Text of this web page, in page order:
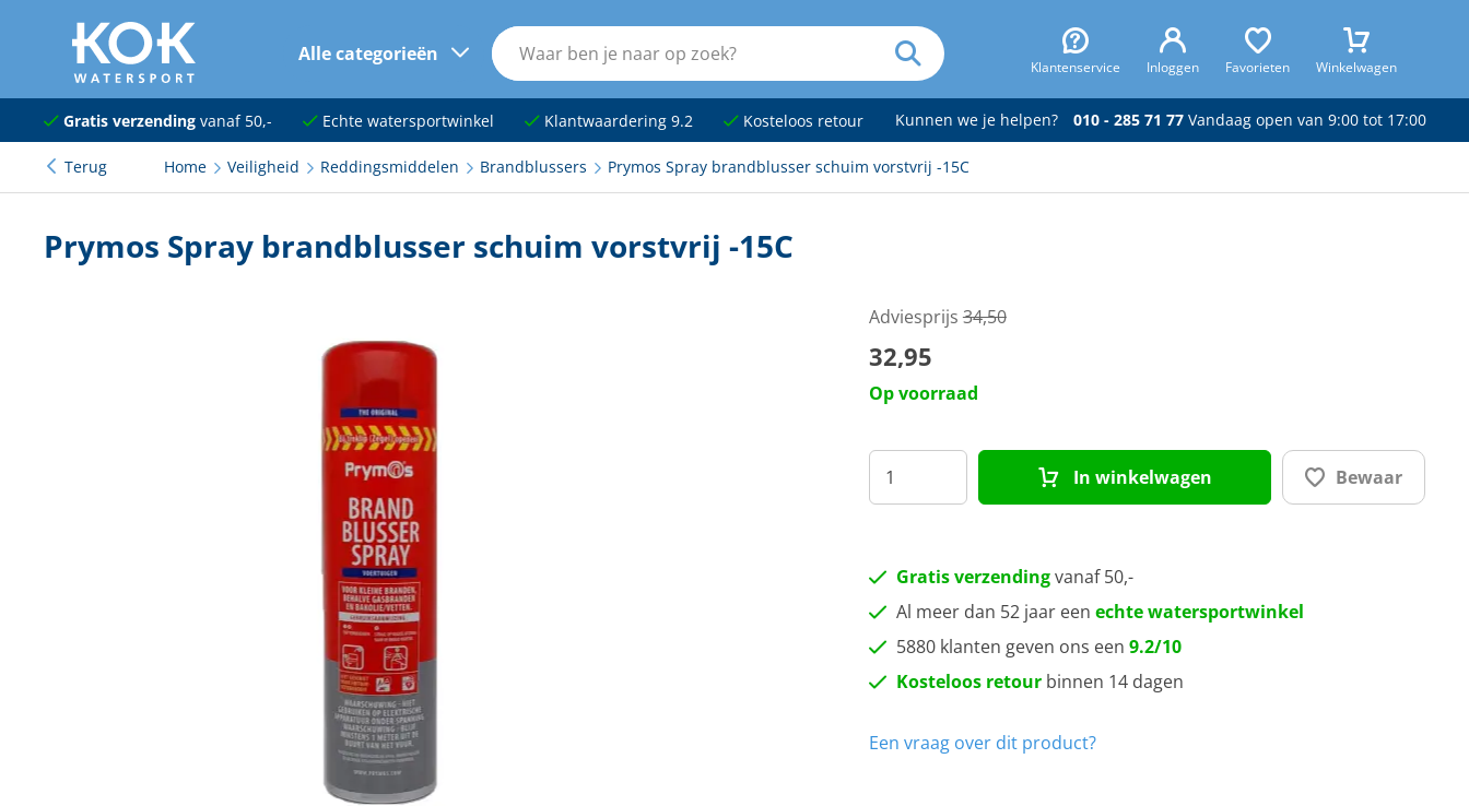
naar hoofdinhoud
Alle categorieën
Klantenservice Inloggen Favorieten Winkelwagen
Navigatie
Dekuitrusting
Onderhoud en verf
Boten, toebehoren en fun
Gratis verzendingvanaf 50,- Echte watersportwinkel Klantwaardering 9.2 Kosteloos retour Kunnen we je helpen? 010 - 285 71 77Vandaag open van 9:00 tot 17:00
Terug Home Veiligheid Reddingsmiddelen Brandblussers Prymos Spray brandblusser schuim vorstvrij -15C
Prymos Spray brandblusser schuim vorstvrij -15C
Adviesprijs34,50
32,95
Op voorraad
In winkelwagen Bewaar
Gratis verzendingvanaf 50,-
Al meer dan 52 jaar een echte watersportwinkel
5880 klanten geven ons een 9.2/10
Kosteloos retourbinnen 14 dagen
Een vraag over dit product?